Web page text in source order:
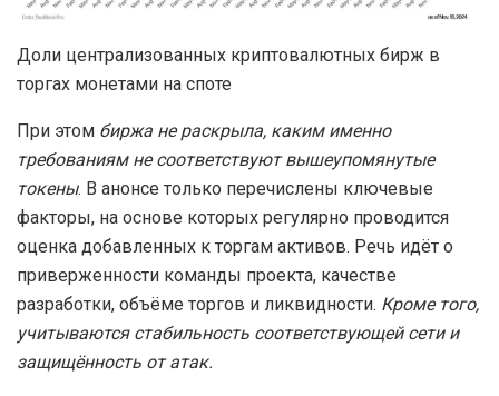
Доли централизованных криптовалютных бирж в
торгах монетами на споте
При этом биржа не раскрыла, каким именно
требованиям не соответствуют вышеупомянутые
токены. В анонсе только перечислены ключевые
факторы, на основе которых регулярно проводится
оценка добавленных к торгам активов. Речь идёт о
приверженности команды проекта, качестве
разработки, объёме торгов и ликвидности. Кроме того,
учитываются стабильность соответствующей сети и
защищённость от атак.